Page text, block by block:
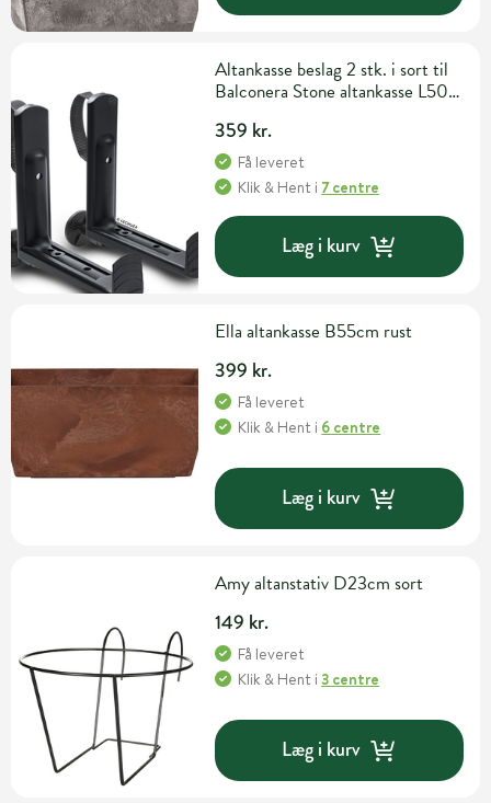
Altankasse beslag 2 stk. i sort til
Balconera Stone altankasse L50
359 kr.
Få leveret
Klik & Hent i 7 centre
Læg i kurv
Ella altankasse B55cm rust
399 kr.
Få leveret
Klik & Hent i 6 centre
Læg i kurv
Amy altanstativ D23cm sort
149 kr.
Få leveret
Klik & Hent i3 centre
Læg i kurv